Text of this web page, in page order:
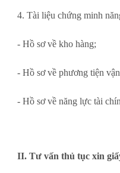
4. Tài liệu chứng minh
- Hồ sơ về kho hàng;
- Hồ sơ về phương tiện
- Hồ sơ về năng lực tài
II. Tư vấn thủ tục xin